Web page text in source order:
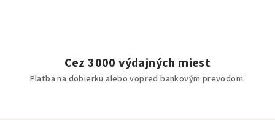
Cez 3000 výdajných miest
Platba na dobierku alebo vopred bankovým prevodom.